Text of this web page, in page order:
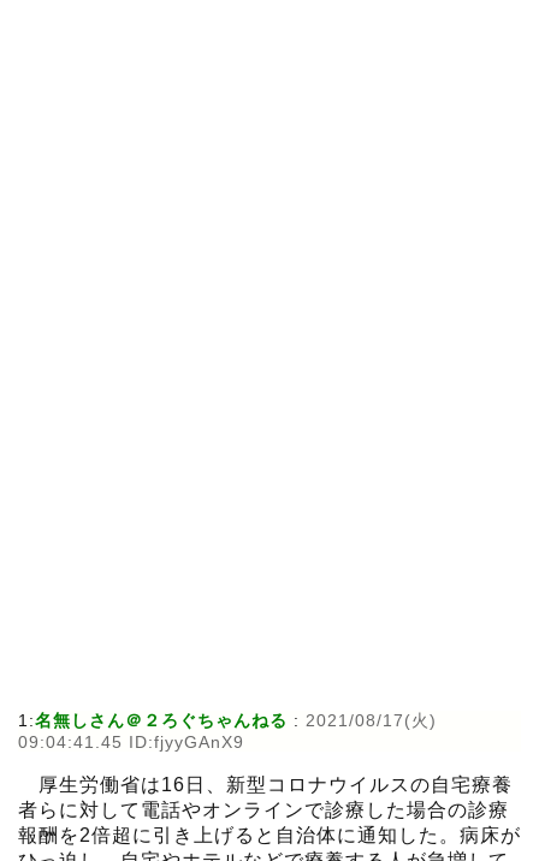
1:名無しさん＠２ろぐちゃんねる : 2021/08/17(火)
09:04:41.45 ID:fjyyGAnX9
厚生労働省は16日、新型コロナウイルスの自宅療養
者らに対して電話やオンラインで診療した場合の診療
報酬を2倍超に引き上げると自治体に通知した。病床が